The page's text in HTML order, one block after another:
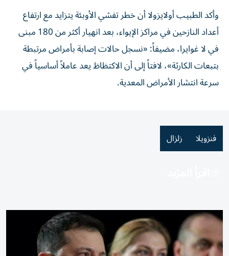
وأكد الطبيب أولايزولا أن خطر تفشي الأوبئة يتزايد مع ارتفاع
أعداد النازحين في مراكز الإيواء، بعد انهيار أكثر من 180 مبنى
في لا غوايرا، مضيفاً: «نسجل حالات إصابة بأمراض مرتبطة
بتبعات الكارثة»، لافتاً إلى أن الاكتظاظ يعد عاملاً أساسياً في
سرعة انتشار الأمراض المعدية.
فنزويلا زلزال